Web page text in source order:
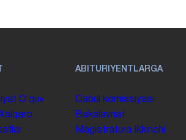
Oʻquv
ABITURIYENTLARGA
Qabul komissiyasi
Bakalavriat
Magistratura
Ikkinchi